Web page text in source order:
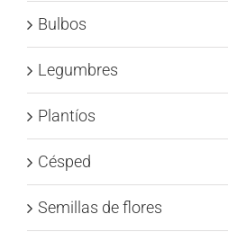
Bulbos
Legumbres
Plantíos
Césped
Semillas de flores